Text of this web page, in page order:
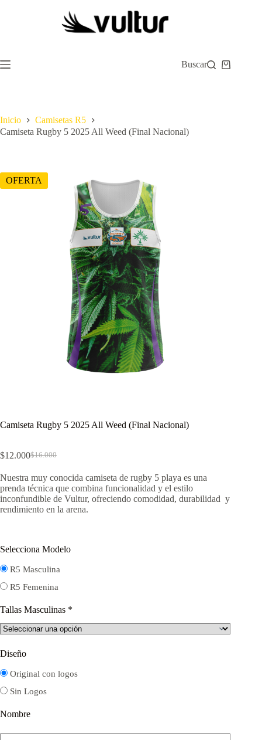
Buscar
Carro
Inicio
Camisetas R5
Camiseta Rugby 5 2025 All Weed (Final Nacional)
OFERTA
Camiseta Rugby 5 2025 All Weed (Final Nacional)
$16.000
El
original
era:
$16.000.
$12.000El
actual
es:
$12.000.
Nuestra muy conocida camiseta de rugby 5 playa es una
prenda técnica que combina funcionalidad y el estilo
inconfundible de Vultur, ofreciendo comodidad, durabilidad y
rendimiento en la arena.
Selecciona Modelo
R5 Masculina
R5 Femenina
Tallas Masculinas *
Diseño
Original con logos
Sin Logos
Nombre